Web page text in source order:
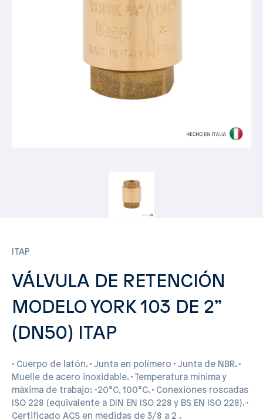
ITAP
VÁLVULA DE RETENCIÓN
MODELO YORK 103 DE 2”
(DN50) ITAP
• Cuerpo de latón. • Junta en polímero • Junta de NBR. •
Muelle de acero inoxidable. • Temperatura mínima y
máxima de trabajo: -20°C, 100°C. • Conexiones roscadas
ISO 228 (equivalente a DIN EN ISO 228 y BS EN ISO 228). •
Certificado ACS en medidas de 3/8 a 2 .